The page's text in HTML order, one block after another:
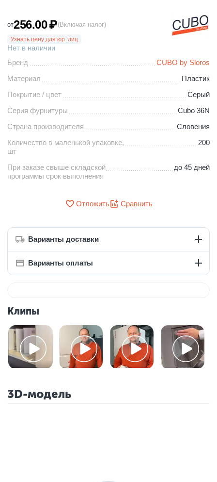
от256.00₽(Включая налог)
Узнать цену для юр. лиц
Нет в наличии
Бренд
CUBO by Sloros
Материал
Пластик
Покрытие / цвет
Серый
Серия фурнитуры
Cubo 36N
Страна производителя
Словения
Количество в маленькой упаковке,
шт
200
При заказе свыше складской
программы срок выполнения
до 45 дней
Отложить Сравнить
Варианты доставки
Варианты оплаты
Клипы
3D-модель